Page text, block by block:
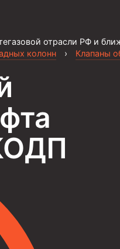
отрасли РФ и
колонн › Клапаны